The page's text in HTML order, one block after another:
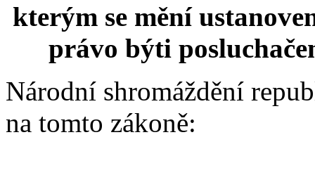
kterým se mění
právo býti
Národní shromáždění
na tomto zákoně: